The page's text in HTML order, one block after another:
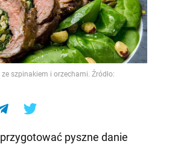
szpinakiem i orzechami. Źródło:
pyszne danie